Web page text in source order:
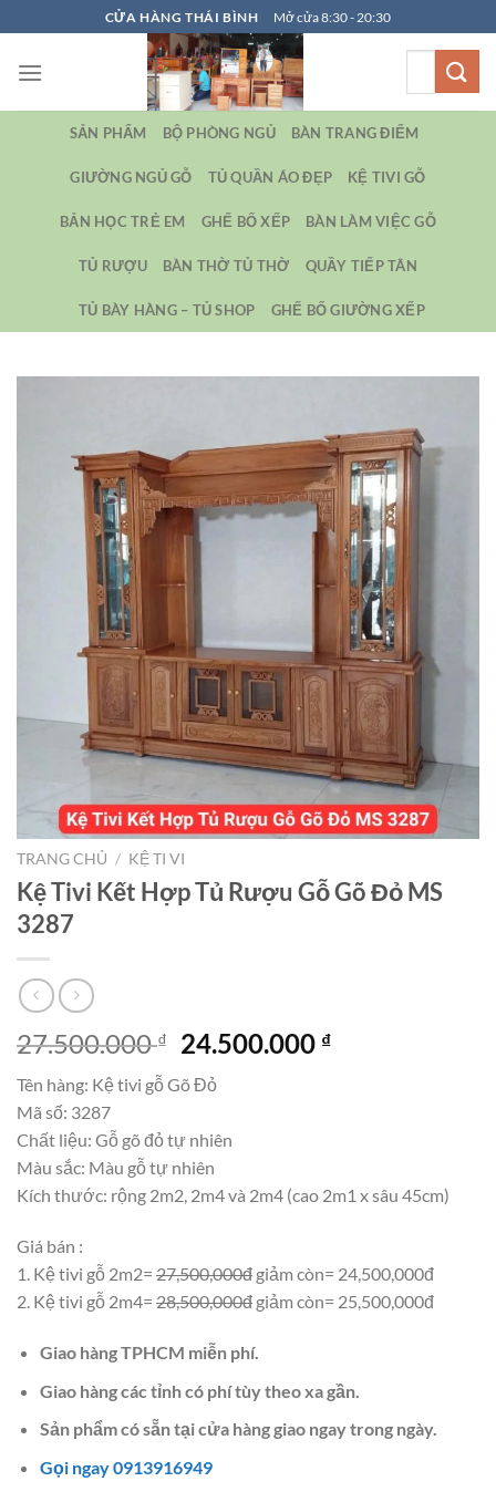
qua
nội
CỬA HÀNG THÁI BÌNH Mở cửa 8:30 - 20:30
SẢN PHẨM BỘ PHÒNG NGỦ BÀN TRANG ĐIỂM
GIƯỜNG NGỦ GỖ TỦ QUẦN ÁO ĐẸP KỆ TIVI GỖ
BẢN HỌC TRẺ EM GHẾ BỐ XẾP BÀN LÀM VIỆC GỖ
TỦ RƯỢU BÀN THỜ TỦ THỜ QUẦY TIẾP TÂN
TỦ BÀY HÀNG – TỦ SHOP GHẾ BỐ GIƯỜNG XẾP
TRANG CHỦ / KỆ TI VI
Kệ Tivi Kết Hợp Tủ Rượu Gỗ Gõ Đỏ MS
3287
27.500.000₫
Giá
gốc
là:
24.500.000 ₫Giá
Tên hàng: Kệ tivi gỗ Gõ Đỏ
Mã số: 3287
Chất liệu: Gỗ gõ đỏ tự nhiên
Màu sắc: Màu gỗ tự nhiên
Kích thước: rộng 2m2, 2m4 và 2m4 (cao 2m1 x sâu 45cm)
Giá bán :
1. Kệ tivi gỗ 2m2= 27,500,000đ giảm còn= 24,500,000đ
2. Kệ tivi gỗ 2m4= 28,500,000đ giảm còn= 25,500,000đ
Giao hàng TPHCM miễn phí.
Giao hàng các tỉnh có phí tùy theo xa gần.
Sản phẩm có sẵn tại cửa hàng giao ngay trong ngày.
Gọi ngay 0913916949